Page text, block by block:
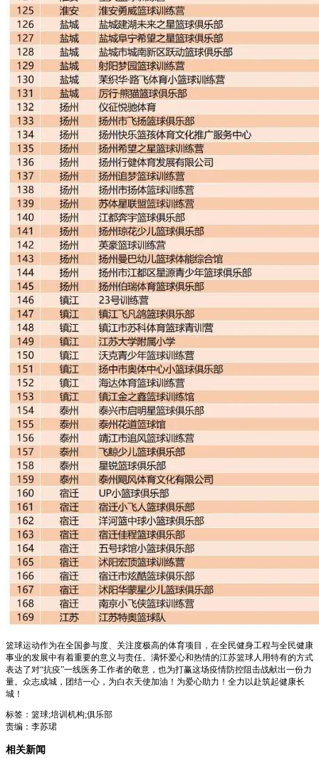
篮球运动作为在全国参与度、关注度极高的体育项目，在全民健身工程与全民健康
事业的发展中有着重要的意义与责任。满怀爱心和热情的江苏篮球人用特有的方式
表达了对“抗疫”一线医务工作者的敬意，也为打赢这场疫情防控阻击战献出一份力
量。众志成城，团结一心，为白衣天使加油！为爱心助力！全力以赴筑起健康长
城！
标签：篮球;培训机构;俱乐部
责编：李苏珺
相关新闻